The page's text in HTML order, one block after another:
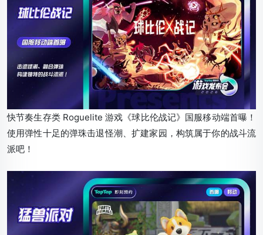
快节奏生存类 Roguelite 游戏《球比伦战记》国服移动端首曝！
使用弹性十足的弹珠击退怪潮、扩建家园，构筑属于你的战斗流
派吧！